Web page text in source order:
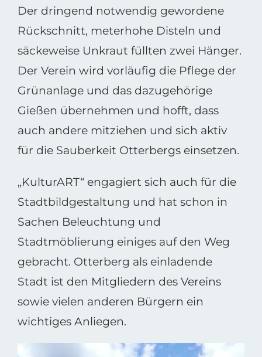
Der dringend notwendig gewordene
Rückschnitt, meterhohe Disteln und
säckeweise Unkraut füllten zwei Hänger.
Der Verein wird vorläufig die Pflege der
Grünanlage und das dazugehörige
Gießen übernehmen und hofft, dass
auch andere mitziehen und sich aktiv
für die Sauberkeit Otterbergs einsetzen.
„KulturART“ engagiert sich auch für die
Stadtbildgestaltung und hat schon in
Sachen Beleuchtung und
Stadtmöblierung einiges auf den Weg
gebracht. Otterberg als einladende
Stadt ist den Mitgliedern des Vereins
sowie vielen anderen Bürgern ein
wichtiges Anliegen.